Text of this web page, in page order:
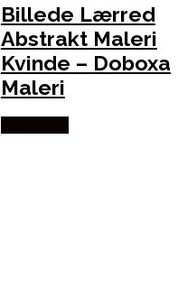
Billede Lærred
Abstrakt Maleri
Kvinde – Doboxa
Maleri